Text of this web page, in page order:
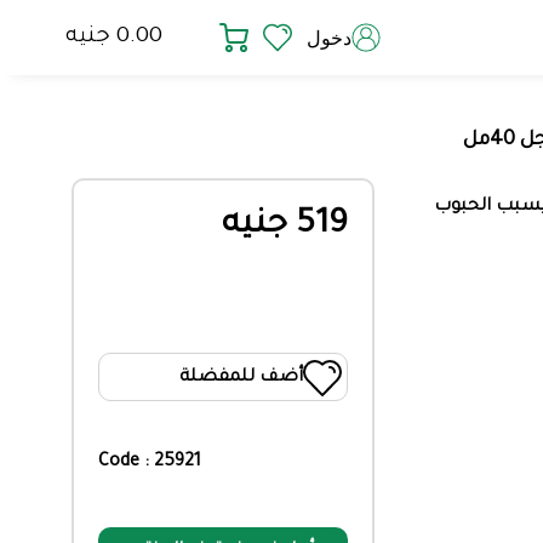
دخول 0.00 جنيه
يسبب الحبوب
519 جنيه
أضف للمفضلة
Code : 25921